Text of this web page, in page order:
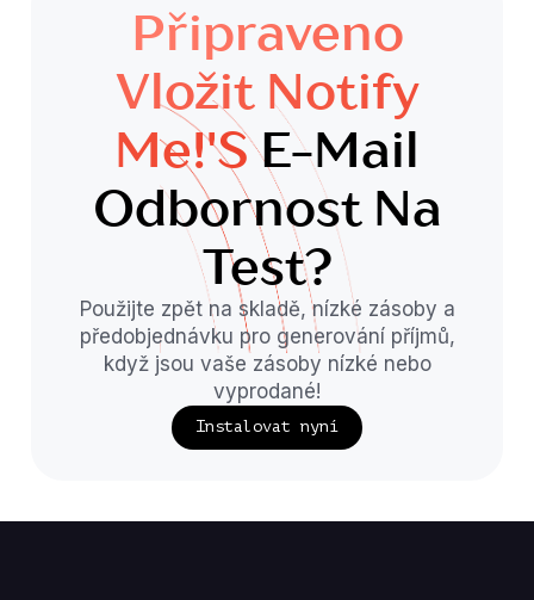
Připraveno
Vložit Notify
Me!'sE-Mail
Odbornost Na
Test?
Použijte zpět na skladě, nízké zásoby a
předobjednávku pro generování příjmů,
když jsou vaše zásoby nízké nebo
vyprodané!
Instalovat nyní